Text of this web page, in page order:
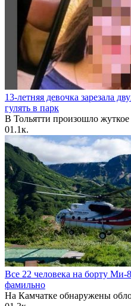
13-летняя девочка зарезала
гулять в парк
В Тольятти произошло
01.1к.
Все 22 человека на борту
фамильно
На Камчатке обнаружены